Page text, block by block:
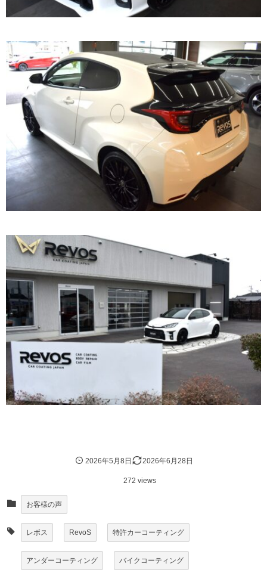
2026年5月8日 2026年6月28日
272 views
お客様の声
レボス RevoS 特許カーコーティング
アンダーコーティング バイクコーティング